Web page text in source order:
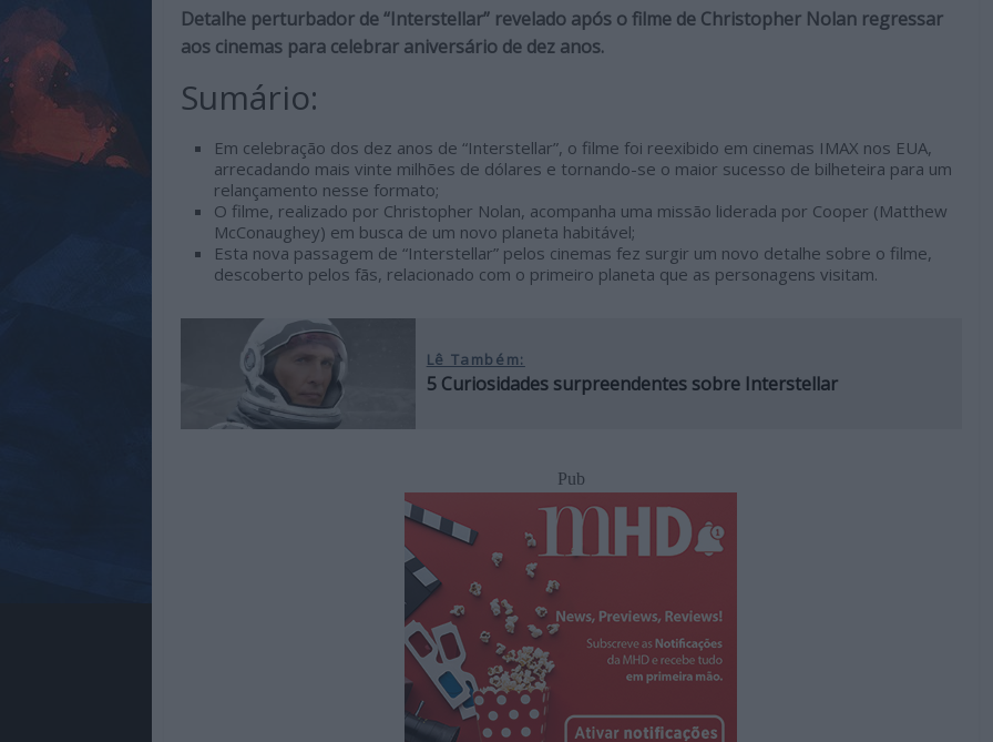
qualidade
enfoque
cultura
Detalhe perturbador de “Interstellar” revelado após o filme de Christopher Nolan regressar
aos cinemas para celebrar aniversário de dez anos.
Sumário:
Em celebração dos dez anos de “Interstellar”, o filme foi reexibido em cinemas IMAX nos EUA,
arrecadando mais vinte milhões de dólares e tornando-se o maior sucesso de bilheteira para um
relançamento nesse formato;
O filme, realizado por Christopher Nolan, acompanha uma missão liderada por Cooper (Matthew
McConaughey) em busca de um novo planeta habitável;
Esta nova passagem de “Interstellar” pelos cinemas fez surgir um novo detalhe sobre o filme,
descoberto pelos fãs, relacionado com o primeiro planeta que as personagens visitam.
Lê Também:
5 Curiosidades surpreendentes sobre Interstellar
Pub